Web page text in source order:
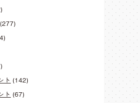
(277)
ト (142)
ト (67)